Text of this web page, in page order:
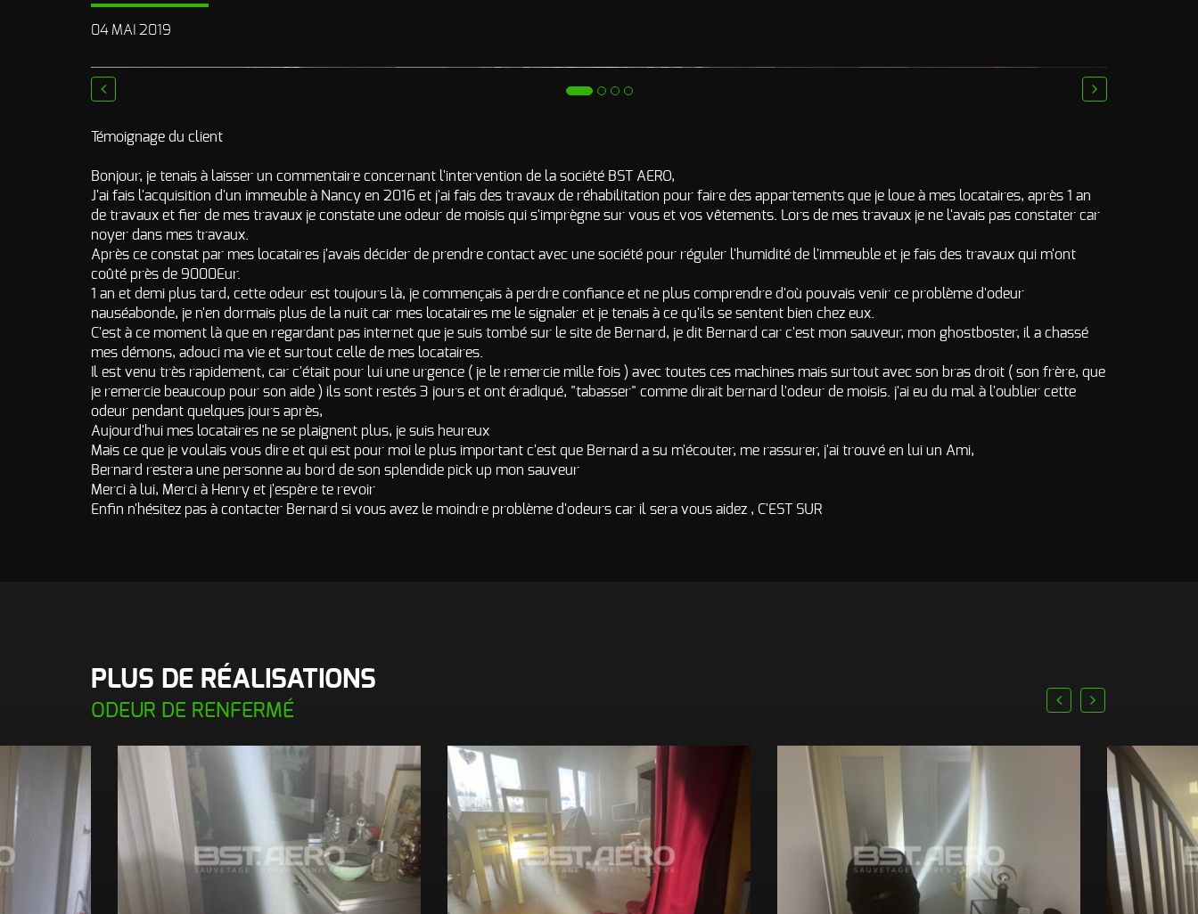
04 MAI 2019
Témoignage du client
Bonjour, je tenais à laisser un commentaire concernant l'intervention de la société BST AERO,
J'ai fais l'acquisition d'un immeuble à Nancy en 2016 et j'ai fais des travaux de réhabilitation pour faire des appartements que je loue à mes locataires, après 1 an
de travaux et fier de mes travaux je constate une odeur de moisis qui s'imprègne sur vous et vos vêtements. Lors de mes travaux je ne l'avais pas constater car
noyer dans mes travaux.
Après ce constat par mes locataires j'avais décider de prendre contact avec une société pour réguler l'humidité de l'immeuble et je fais des travaux qui m'ont
coûté près de 9000Eur.
1 an et demi plus tard, cette odeur est toujours là, je commençais à perdre confiance et ne plus comprendre d'où pouvais venir ce problème d'odeur
nauséabonde, je n'en dormais plus de la nuit car mes locataires me le signaler et je tenais à ce qu'ils se sentent bien chez eux.
C'est à ce moment là que en regardant pas internet que je suis tombé sur le site de Bernard, je dit Bernard car c'est mon sauveur, mon ghostboster, il a chassé
mes démons, adouci ma vie et surtout celle de mes locataires.
Il est venu très rapidement, car c'était pour lui une urgence ( je le remercie mille fois ) avec toutes ces machines mais surtout avec son bras droit ( son frère, que
je remercie beaucoup pour son aide ) ils sont restés 3 jours et ont éradiqué, "tabasser" comme dirait bernard l'odeur de moisis. j'ai eu du mal à l'oublier cette
odeur pendant quelques jours après,
Aujourd'hui mes locataires ne se plaignent plus, je suis heureux
Mais ce que je voulais vous dire et qui est pour moi le plus important c'est que Bernard a su m'écouter, me rassurer, j'ai trouvé en lui un Ami,
Bernard restera une personne au bord de son splendide pick up mon sauveur
Merci à lui, Merci à Henry et j'espère te revoir
Enfin n'hésitez pas à contacter Bernard si vous avez le moindre problème d'odeurs car il sera vous aidez , C'EST SUR
PLUS DE RÉALISATIONS
ODEUR DE RENFERMÉ